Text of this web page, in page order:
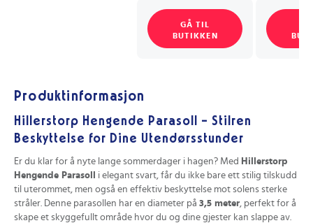
GÅ TIL
BUTIKKEN
Produktinformasjon
Hillerstorp Hengende Parasoll – Stilren
Beskyttelse for Dine Utendørsstunder
Er du klar for å nyte lange sommerdager i hagen? Med Hillerstorp
Hengende Parasoll
i elegant svart, får du ikke bare ett stilig tilskudd
til uterommet, men også en effektiv beskyttelse mot solens sterke
stråler. Denne parasollen har en diameter på 3,5 meter , perfekt for å
skape et skyggefullt område hvor du og dine gjester kan slappe av.